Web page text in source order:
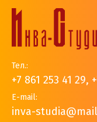
Тел.:
+7 861 253 41 29,
E-mail:
inva-